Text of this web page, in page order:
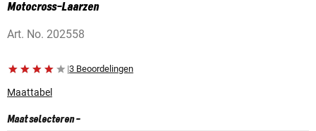
Motocross-Laarzen
Art. No. 202558
|3 Beoordelingen
Maattabel
Maat selecteren-